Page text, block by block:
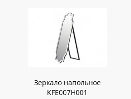
Зеркало напольное
KFE007H001